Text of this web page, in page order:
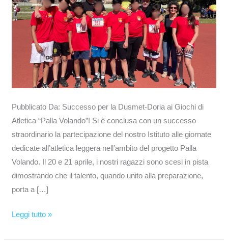
Pubblicato Da: Successo per la Dusmet-Doria ai Giochi di
Atletica “Palla Volando”! Si è conclusa con un successo
straordinario la partecipazione del nostro Istituto alle giornate
dedicate all’atletica leggera nell’ambito del progetto Palla
Volando. Il 20 e 21 aprile, i nostri ragazzi sono scesi in pista
dimostrando che il talento, quando unito alla preparazione,
porta a […]
Atletica
“Palla
Volando”!
Leggi tutto »